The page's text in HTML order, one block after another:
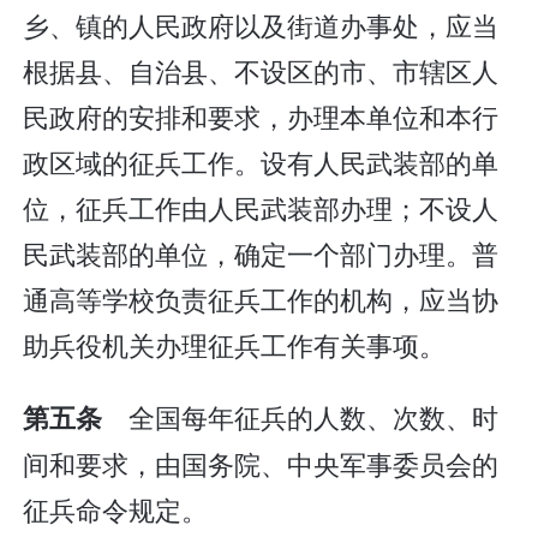
乡、镇的人民政府以及街道办事处，应当
根据县、自治县、不设区的市、市辖区人
民政府的安排和要求，办理本单位和本行
政区域的征兵工作。设有人民武装部的单
位，征兵工作由人民武装部办理；不设人
民武装部的单位，确定一个部门办理。普
通高等学校负责征兵工作的机构，应当协
助兵役机关办理征兵工作有关事项。
第五条 全国每年征兵的人数、次数、时
间和要求，由国务院、中央军事委员会的
征兵命令规定。